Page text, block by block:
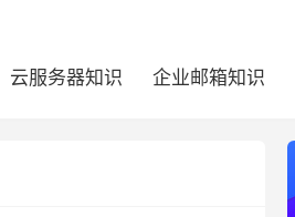
云服务器知识 企业邮箱知识